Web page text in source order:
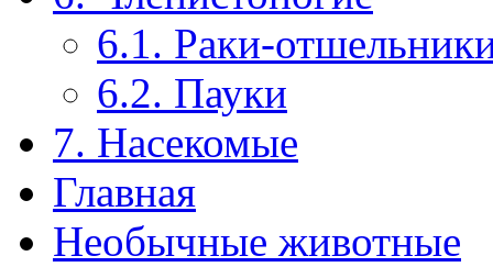
6.1. Раки-
6.2. Пауки
7. Насекомые
Главная
Необычные животные